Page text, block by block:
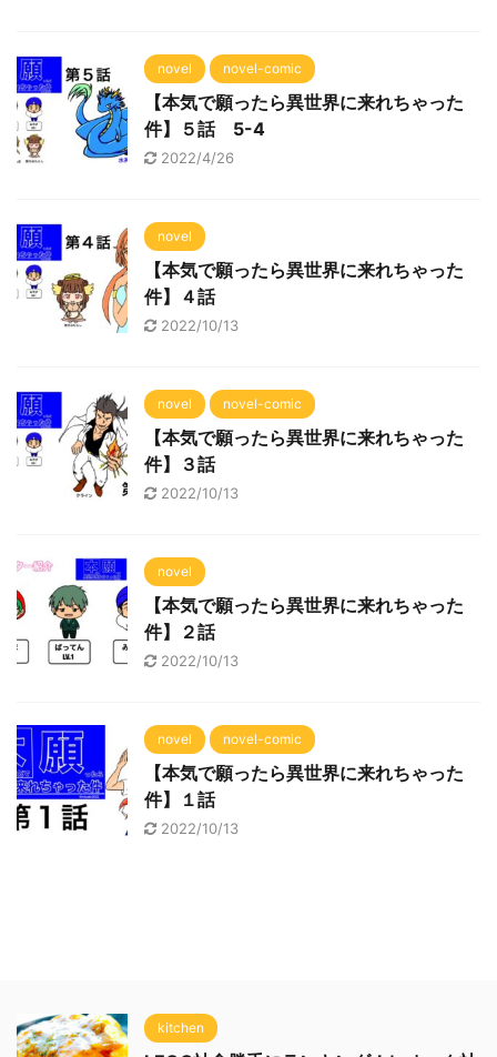
novel novel-comic
【本気で願ったら異世界に来れちゃった
件】５話 5-4
2022/4/26
novel
【本気で願ったら異世界に来れちゃった
件】４話
2022/10/13
novel novel-comic
【本気で願ったら異世界に来れちゃった
件】３話
2022/10/13
novel
【本気で願ったら異世界に来れちゃった
件】２話
2022/10/13
novel novel-comic
【本気で願ったら異世界に来れちゃった
件】１話
2022/10/13
kitchen